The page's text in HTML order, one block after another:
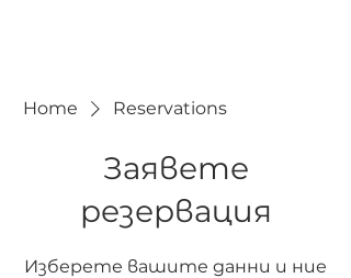
Home Reservations
Заявете
резервация
Изберете вашите данни и ние